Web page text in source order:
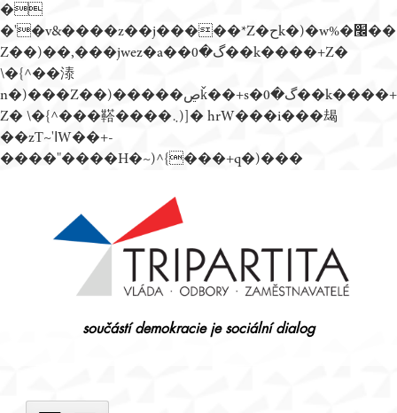
�
�'�v&����z��j�����*Z�حk�)�w%�׬��
Z��)��,���jwez�a��گ�0��k����+Z�
\�{^��溙
n�)���Z��)�����ڝǩ��+s�گ�0��k����+
Z� \�{^���鞳����܆)]� hrW���i���朅
��zƬ~'ߊW��+-
����"����H�~)^{���+q�)���
součástí demokracie je sociální dialog